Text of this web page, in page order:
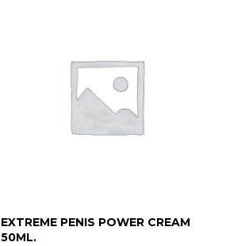
EXTREME PENIS POWER CREAM
50ML.